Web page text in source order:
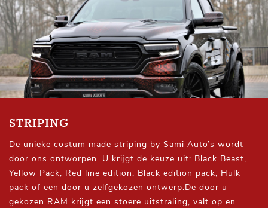
STRIPING
De unieke costum made striping by Sami Auto’s wordt
door ons ontworpen. U krijgt de keuze uit: Black Beast,
Yellow Pack, Red line edition, Black edition pack, Hulk
pack of een door u zelfgekozen ontwerp.De door u
gekozen RAM krijgt een stoere uitstraling, valt op en